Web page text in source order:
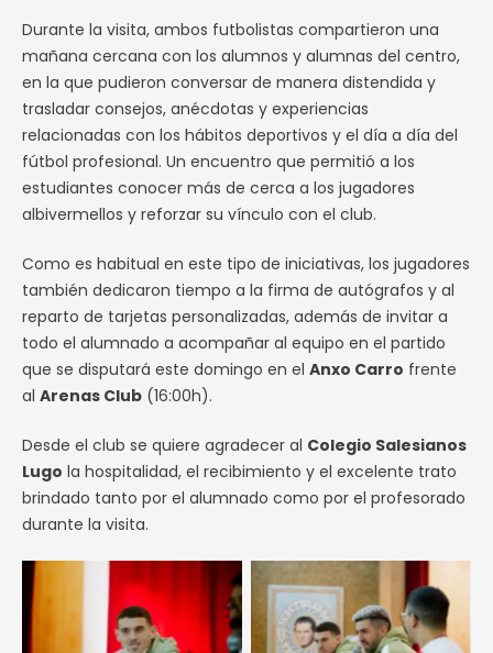
Durante la visita, ambos futbolistas compartieron una
mañana cercana con los alumnos y alumnas del centro,
en la que pudieron conversar de manera distendida y
trasladar consejos, anécdotas y experiencias
relacionadas con los hábitos deportivos y el día a día del
fútbol profesional. Un encuentro que permitió a los
estudiantes conocer más de cerca a los jugadores
albivermellos y reforzar su vínculo con el club.
Como es habitual en este tipo de iniciativas, los jugadores
también dedicaron tiempo a la firma de autógrafos y al
reparto de tarjetas personalizadas, además de invitar a
todo el alumnado a acompañar al equipo en el partido
que se disputará este domingo en el Anxo Carro frente
al Arenas Club (16:00h).
Desde el club se quiere agradecer al Colegio Salesianos
Lugo la hospitalidad, el recibimiento y el excelente trato
brindado tanto por el alumnado como por el profesorado
durante la visita.